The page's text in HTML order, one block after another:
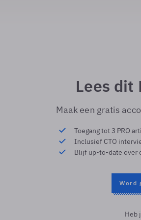
Lees dit
Maak een gratis
Toegang tot 3 PRO
Inclusief CTO
Blijf up-to-date over
Word
Heb